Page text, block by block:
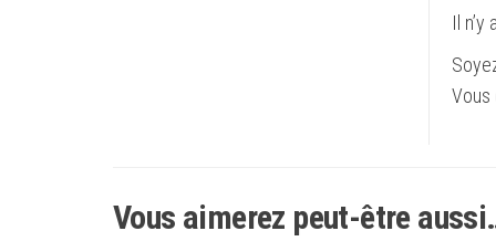
Il
Vous
Vous aimerez peut-être